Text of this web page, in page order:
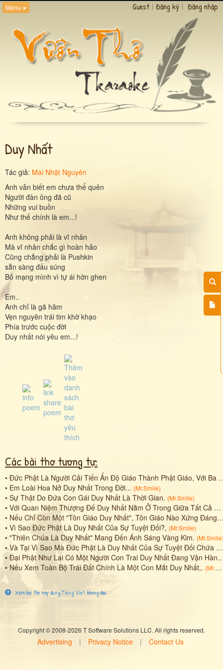
Menu Guest | Đăng ký | Đăng nhập
Duy Nhất
Tác giả: Mai Nhật Nguyên
Anh vẫn biết em chưa thể quên
Người đàn ông đã cũ
Những vui buồn
Như thế chính là em...!
Anh không phải là vĩ nhân
Mà vĩ nhân chắc gì hoàn hảo
Cũng chẳng phải là Pushkin
sẵn sàng đấu súng
Bỏ mạng mình vì tự ái hờn ghen
Em..
Anh chỉ là gã hâm
Vẹn nguyên trái tim khờ khạo
Phía trước cuộc đời
Duy nhất nói yêu em...!
Các bài thơ tương tự:
• Đức Phật Là Người Cải Tiến Ấn Độ Giáo Thành Phật Giáo, Với Ba Vị Thần Shiva, Brahma, Vishnu Trong Một Đại Thể Phật Duy Nhất.
• Em Loài Hoa Nở Duy Nhất Trong Đời... (Mr.Smile)
• Sự Thật Do Đứa Con Gái Duy Nhất Là Thời Gian. (Mr.Smile)
• Với Quan Niệm Thượng Đế Duy Nhất Nằm Ở Trong Giữa Tất Cả Những Vạn Vật
• Nếu Chỉ Còn Một "Tôn Giáo Duy Nhất", Tôn Giáo Nào Xứng Đáng Với Sự Vĩnh Hằng?
• Vì Sao Đức Phật Là Duy Nhất Của Sự Tuyệt Đối?, (Mr.Smile)
• "Thiên Chúa Là Duy Nhất" Mang Đến Ánh Sáng Vàng Kim. (Mr.Smile
•Và Tại Vì Sao Mà Đức Phật Là Duy Nhất Của Sự Tuyệt Đối Chứa Đựng Tất Cả Vị Đại Bồ Tát?
• Đại Phật Như Lai Có Một Người Con Trai Duy Nhất Đang Vận Hành Bên Trong Tất Cả Pháp, Hay Ngôn Từ, Tất Cả Hệ Thống Ngôn Ngữ...
•Nếu Xem Toàn Bộ Trái Đất Chính Là Một Con Mắt Duy Nhất,. (Mr.Smile
Xem bai tho nay dung Tieng Viet khong dau
Copyright © 2008-2026 T Software Solutions LLC. All rights reserved.
Advertising | Privacy Notice | Contact Us